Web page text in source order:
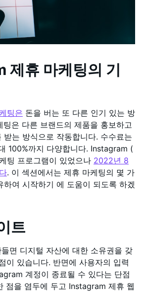
제휴 마케팅의 기
팅은 돈을 버는 또 다른 인기 있는 방
팅은 다른 브랜드의 제품을 홍보하고
받는 방식으로 작동합니다. 수수료는
100%까지 다양합니다. Instagram (
팅 프로그램이 있었으나 2022년 8
. 이 섹션에서는 제휴 마케팅의 몇 가
하여 시작하기 에 도움이 되도록 하겠
트
면 디지털 자산에 대한 소유권을 갖
이 있습니다. 반면에 사용자의 입력
계정이 종료될 수 있다는 단점
점을 염두에 두고 Instagram 제휴 웹